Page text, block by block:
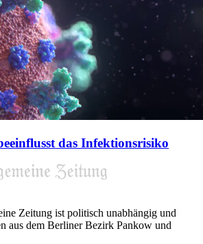
das Infektionsrisiko
Zeitung ist politisch unabhängig und
aus dem Berliner Bezirk Pankow und